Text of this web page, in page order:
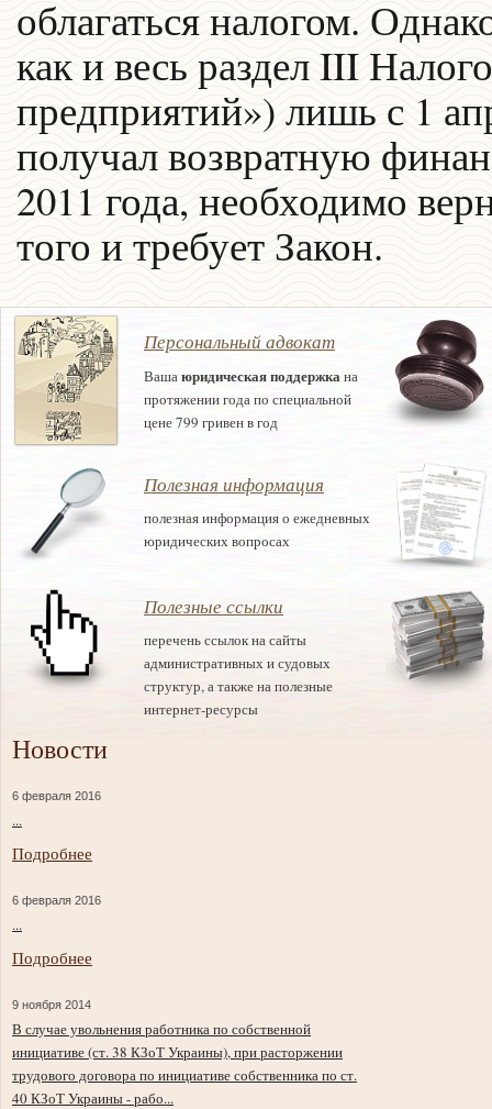
облагаться налогом.
как и весь раздел III
предприятий») лишь с 1
получал возвратную
2011 года, необходимо
того и требует Закон.
Персональный адвокат
Вашаюридическая поддержкана
протяжении года по специальной
цене 799 гривен в год
Полезная информация
полезная информация о ежедневных
юридических вопросах
Полезные ссылки
перечень ссылок на сайты
административных и судовых
структур, а также на полезные
интернет-ресурсы
Новости
6 февраля 2016
...
Подробнее
6 февраля 2016
...
Подробнее
9 ноября 2014
В случае увольнения работника по собственной
инициативе (ст. 38 КЗоТ Украины), при расторжении
трудового договора по инициативе собственника по ст.
40 КЗоТ Украины - рабо...